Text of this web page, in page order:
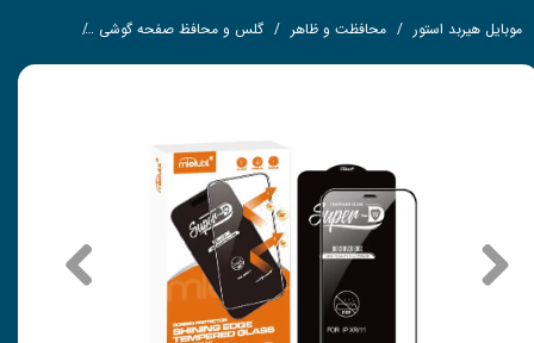
موبایل هیربد استور محافظت و ظاهر گلس و محافظ صفحه گوشی